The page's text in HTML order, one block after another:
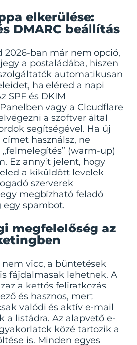
elkerülése:
DMARC beállítás
2026-ban már nem opció,
a postaládába, hiszen
automatikusan
ha eléred a napi
SPF és DKIM
vagy a Cloudflare
a szoftver által
segítségével. Ha új
használsz, ne
(warm-up)
Ez annyit jelent, hogy
a kiküldött levelek
szerverek
megbízható feladó
egy spambot.
megfelelőség az
vicc, a büntetések
fájdalmasak lehetnek. A
a kettős feliratkozás
és hasznos, mert
valódi és aktív e-mail
a listádra. Az alapvető e-
közé tartozik a
is. Minden egyes